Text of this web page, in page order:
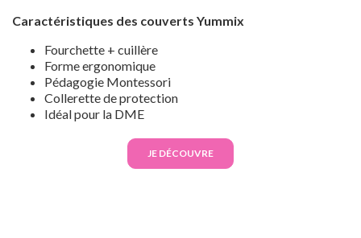
Caractéristiques des couverts Yummix
Fourchette + cuillère
Forme ergonomique
Pédagogie Montessori
Collerette de protection
Idéal pour la DME
JE DÉCOUVRE